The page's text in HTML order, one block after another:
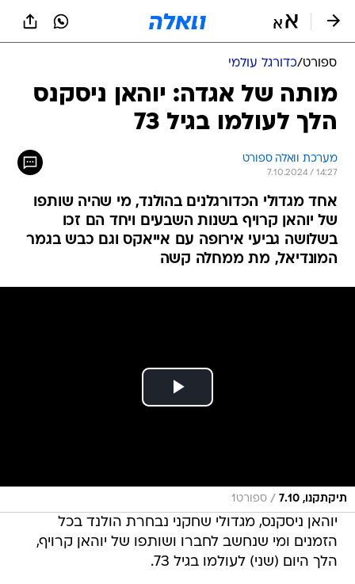
ספורט/כדורגל עולמי
מותה של אגדה: יוהאן ניסקנס
הלך לעולמו בגיל 73
מערכת וואלה ספורט
7.10.2024 / 14:27
אחד מגדולי הכדורגלנים בהולנד, מי שהיה שותפו
של יוהאן קרויף בשנות השבעים ויחד הם זכו
בשלושה גביעי אירופה עם אייאקס וגם כבש בגמר
המונדיאל, מת ממחלה קשה
תיקתקנו, 7.10 / ספורט1
יוהאן ניסקנס, מגדולי שחקני נבחרת הולנד בכל
הזמנים ומי שנחשב לחברו ושותפו של יוהאן קרויף,
הלך היום (שני) לעולמו בגיל 73.